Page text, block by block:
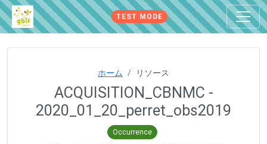
TEST MODE
ホーム リソース
ACQUISITION_CBNMC -
2020_01_20_perret_obs2019
Occurrence